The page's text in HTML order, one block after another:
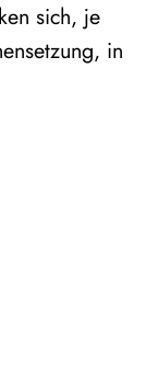
sich, je
in